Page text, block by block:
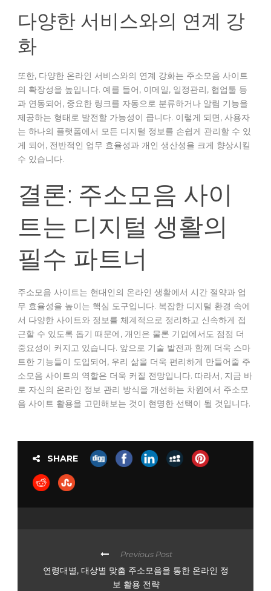
다양한 서비스와의 연계 강
화
또한, 다양한 온라인 서비스와의 연계 강화는 주소모음 사이트
의 확장성을 높입니다. 예를 들어, 이메일, 일정관리, 협업툴 등
과 연동되어, 중요한 링크를 자동으로 분류하거나 알림 기능을
제공하는 형태로 발전할 가능성이 큽니다. 이렇게 되면, 사용자
는 하나의 플랫폼에서 모든 디지털 정보를 손쉽게 관리할 수 있
게 되어, 전반적인 업무 효율성과 개인 생산성을 크게 향상시킬
수 있습니다.
결론: 주소모음 사이
트는 디지털 생활의
필수 파트너
주소모음 사이트는 현대인의 온라인 생활에서 시간 절약과 업
무 효율성을 높이는 핵심 도구입니다. 복잡한 디지털 환경 속에
서 다양한 사이트와 정보를 체계적으로 정리하고 신속하게 접
근할 수 있도록 돕기 때문에, 개인은 물론 기업에서도 점점 더
중요성이 커지고 있습니다. 앞으로 기술 발전과 함께 더욱 스마
트한 기능들이 도입되어, 우리 삶을 더욱 편리하게 만들어줄 주
소모음 사이트의 역할은 더욱 커질 전망입니다. 따라서, 지금 바
로 자신의 온라인 정보 관리 방식을 개선하는 차원에서 주소모
음 사이트 활용을 고민해보는 것이 현명한 선택이 될 것입니다.
SHARE
Previous Post
연령대별, 대상별 맞춤 주소모음을 통한 온라인 정
보 활용 전략